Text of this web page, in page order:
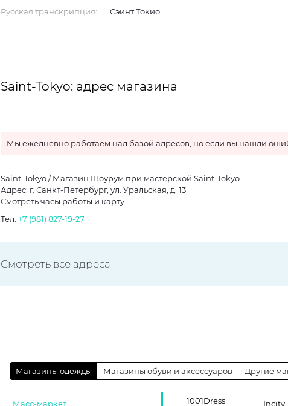
Русская транскрипция: Сэинт Токио
Saint-Tokyo: адрес магазина
Мы ежедневно работаем над базой адресов, но если вы нашли
Saint-Tokyo / Магазин Шоурум при мастерской Saint-Tokyo
Адрес: г. Санкт-Петербург, ул. Уральская, д. 13
Смотреть часы работы и карту
Тел. +7 (981) 827-19-27
Смотреть все адреса
Магазины одежды Магазины обуви и аксессуаров Другие
Масс-маркет
1001Dress
Incity